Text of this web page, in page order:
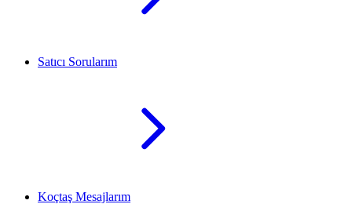
Satıcı Sorularım
Koçtaş Mesajlarım